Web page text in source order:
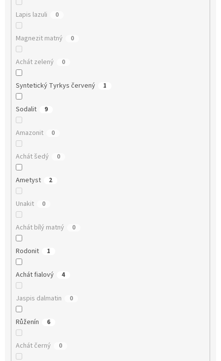
Lapis lazuli 0
Magnezit matný 0
Achát zelený 0
Syntetický Tyrkys červený 1
Sodalit 9
Amazonit 0
Achát šedý 0
Ametyst 2
Unakit 0
Achát bílý matný 0
Rodonit 1
Achát fialový 4
Jaspis dalmatin 0
Růženín 6
Achát černý 0